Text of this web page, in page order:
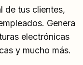
de tus clientes,
Genera
electrónicas
y mucho más.